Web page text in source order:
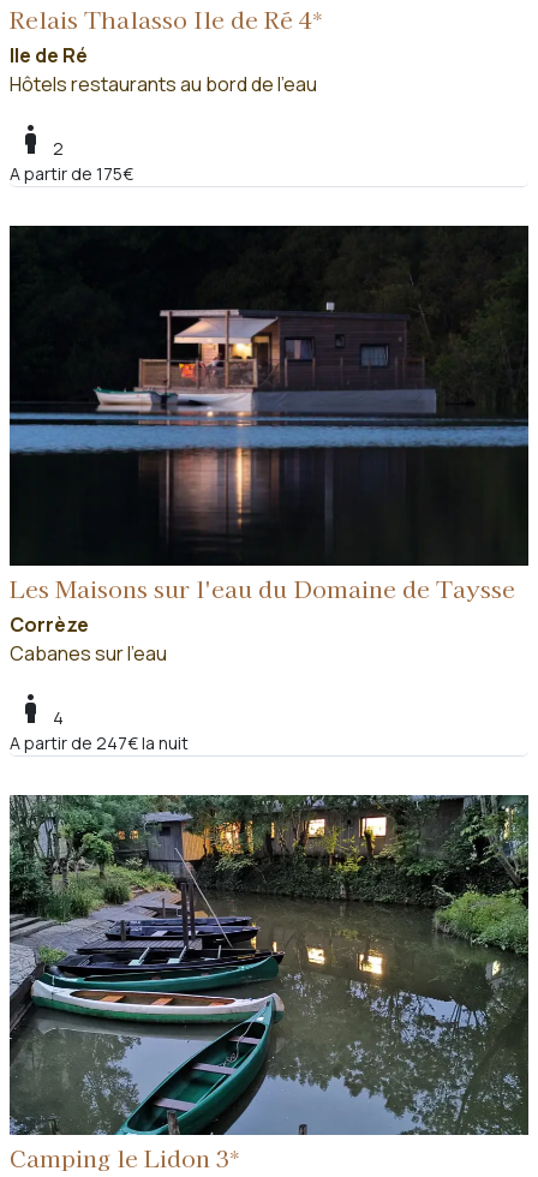
Relais Thalasso Ile de Ré 4*
Ile de Ré
Hôtels restaurants au bord de l'eau
boy
2
A partir de 175€
Les Maisons sur l'eau du Domaine de Taysse
Corrèze
Cabanes sur l'eau
boy
4
A partir de 247€ la nuit
Camping le Lidon 3*